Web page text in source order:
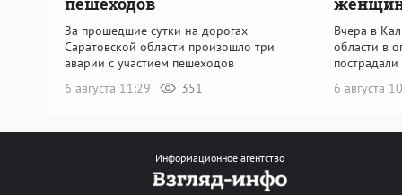
За прошедшие сутки на дорогах
Саратовской области произошло три
аварии с участием пешеходов
6 августа 11:29
351
Вчера в
области в
6 августа
Информационное агентство